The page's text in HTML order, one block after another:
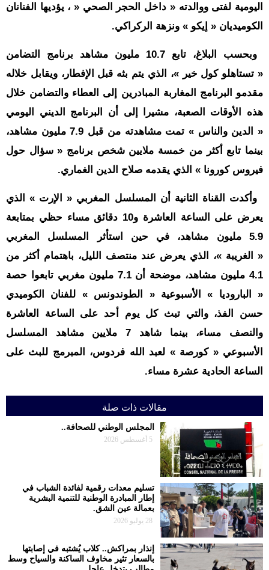
اليومية لفتى ووالدته « داخل الحجر الصحي « ، يؤديها الفنانان
الكوميديان « إيكو » ونزهة الركراكي.
وبحسب البلاغ، تابع 10.7 مليون مشاهد برنامج التضامن
« تستاهلو كول خير »، الذي يتم بثه قبل الإفطار، ويقابل خلاله
مقدمو البرنامج المغاربة المبادرين إلى العطاء والتضامن خلال
هذه الأوقات الصعبة، مشيرا إلى أن البرنامج الديني اليومي
« الدين والناس » تمت مشاهدته من قبل 7.9 مليون مشاهد،
بينما تابع أكثر من خمسة ملايين شخص برنامج « سؤال حول
فيروس كورونا » الذي يقدمه صلاح الدين الغماري.
وأكدت القناة الثانية أن المسلسل المغربي « الإرت » الذي
يعرض على الساعة العاشرة و10 دقائق مساء حظي بمتابعة
5.9 مليون مشاهد، في حين استأثر المسلسل المغربي
« الغريبة »، الذي يعرض عند منتصف الليل، باهتمام أكثر من
4.1 مليون مشاهد، موضحة أن 7.1 مليون مغربي تابعوا حصة
« الباروديا » الأسبوعية « الطوندونس » للفنان الكوميدي
حسن الفذ، والتي تبث كل يوم أحد على الساعة العاشرة
والنصف مساء، بينما شاهد 7 ملايين مشاهد المسلسل
الأسبوعي « كورصة » لعبد الله فردوس، المبرمج للبث على
الساعة الحادية عشرة مساء.
مقالات ذات صلة
المجلس الوطني للصحافة..
5 أغسطس 2026
تسليم معدات رقمية لفائدة الشباب في
إطار المبادرة الوطنية للتنمية البشرية
بعمالة عين الشق.
28 يوليو 2026
إنذار بمراكش.. كلاب يُشتبه في إصابتها
بالسعار تثير مخاوف الساكنة والسياح وسط